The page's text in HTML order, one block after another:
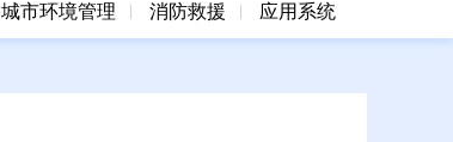
城市环境管理 消防救援 应用系统